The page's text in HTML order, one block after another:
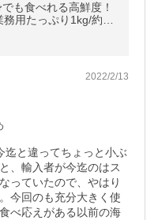
も食べれる高鮮度！
用たっぷり1kg/約70
訳あり品 FF ポイン
2022/2/13
迄と違ってちょっと小ぶ
、輸入者が今迄のはス
っていたので、やはり
今回のも充分大きく使
べ応えがある以前の海